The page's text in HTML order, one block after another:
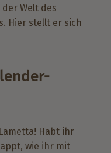
Welt des
Hier stellt er sich
Habt ihr
wie ihr mit